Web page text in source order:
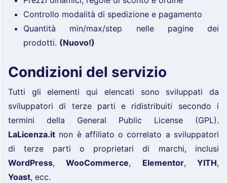
Controllo modalità di spedizione e pagamento
Quantità min/max/step nelle pagine dei
prodotti. (Nuovo!)
Condizioni del servizio
Tutti gli elementi qui elencati sono sviluppati da
sviluppatori di terze parti e ridistribuiti secondo i
termini della General Public License (GPL).
LaLicenza.it non è affiliato o correlato a sviluppatori
di terze parti o proprietari di marchi, inclusi
WordPress,WooCommerce, Elementor,YITH,
Yoast, ecc.